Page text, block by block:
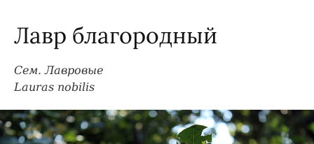
Лавр благородный
Сем. Лавровые
Lauras nobilis